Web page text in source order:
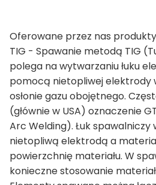
Oferowane przez nas
TIG - Spawanie metodą TIG
polega na wytwarzaniu łuku
pomocą nietopliwej elektrody
osłonie gazu obojętnego.
(głównie w USA) oznaczenie
Arc Welding). Łuk
nietopliwą elektrodą a
powierzchnię materiału. W
konieczne stosowanie